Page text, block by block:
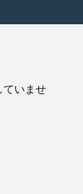
ていませ